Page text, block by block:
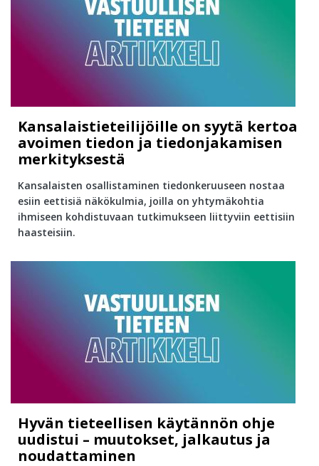
Kansalaistieteilijöille on syytä kertoa
avoimen tiedon ja tiedonjakamisen
merkityksestä
Kansalaisten osallistaminen tiedonkeruuseen nostaa
esiin eettisiä näkökulmia, joilla on yhtymäkohtia
ihmiseen kohdistuvaan tutkimukseen liittyviin eettisiin
haasteisiin.
Hyvän tieteellisen käytännön ohje
uudistui – muutokset, jalkautus ja
noudattaminen